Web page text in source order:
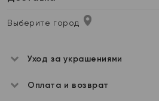
Выберите город
Уход за украшениями
Оплата и возврат